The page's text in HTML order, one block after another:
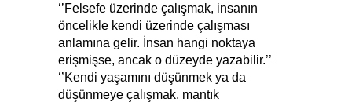
‘’Felsefe üzerinde çalışmak, insanın
öncelikle kendi üzerinde çalışması
anlamına gelir. İnsan hangi noktaya
erişmişse, ancak o düzeyde yazabilir.’’
‘’Kendi yaşamını düşünmek ya da
düşünmeye çalışmak, mantık